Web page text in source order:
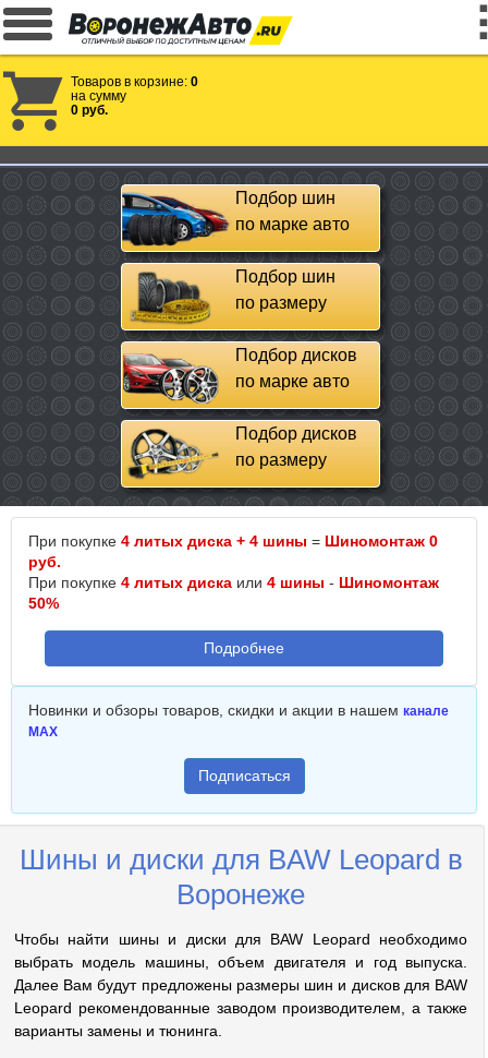
Товаров в корзине: 0
на сумму
0 руб.
Подбор шин
по марке авто
Подбор шин
по размеру
Подбор дисков
по марке авто
Подбор дисков
по размеру
При покупке 4 литых диска + 4 шины = Шиномонтаж 0
руб.
При покупке 4 литых диска или 4 шины - Шиномонтаж
50%
Подробнее
Новинки и обзоры товаров, скидки и акции в нашем канале
MAX
Подписаться
Шины и диски для BAW Leopard в
Воронеже
Чтобы найти шины и диски для BAW Leopard необходимо
выбрать модель машины, объем двигателя и год выпуска.
Далее Вам будут предложены размеры шин и дисков для BAW
Leopard рекомендованные заводом производителем, а также
варианты замены и тюнинга.